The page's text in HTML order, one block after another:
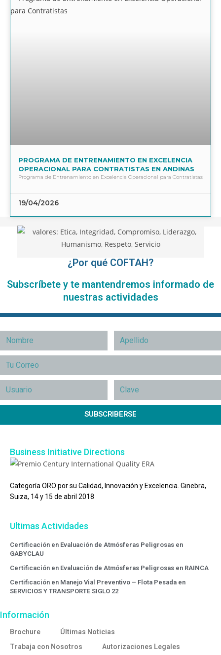
PROGRAMA DE ENTRENAMIENTO EN EXCELENCIA
OPERACIONAL PARA CONTRATISTAS EN ANDINAS
Programa de Entrenamiento en Excelencia Operacional para Contratistas
19/04/2026
¿Por qué COFTAH?
Subscríbete y te mantendremos informado de
nuestras actividades
SUBSCRIBERSE
Business Initiative Directions
Categoría ORO por su Calidad, Innovación y Excelencia. Ginebra,
Suiza, 14 y 15 de abril 2018
Ultimas Actividades
Certificación en Evaluación de Atmósferas Peligrosas en
GABYCLAU
Certificación en Evaluación de Atmósferas Peligrosas en RAINCA
Certificación en Manejo Vial Preventivo – Flota Pesada en
SERVICIOS Y TRANSPORTE SIGLO 22
Información
Brochure
Últimas Noticias
Trabaja con Nosotros
Autorizaciones Legales